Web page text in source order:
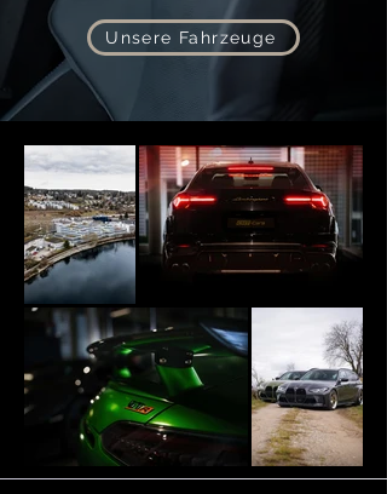
Unsere Fahrzeuge